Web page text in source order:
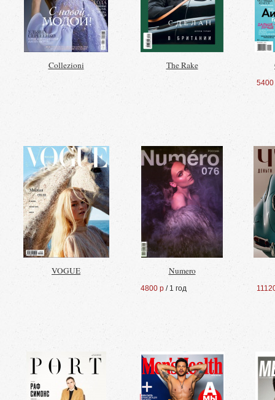
Collezioni The Rake
5400
VOGUE Numero
4800 р / 1 год